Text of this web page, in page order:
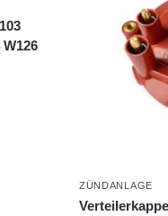
W126
ZÜNDANLAGE